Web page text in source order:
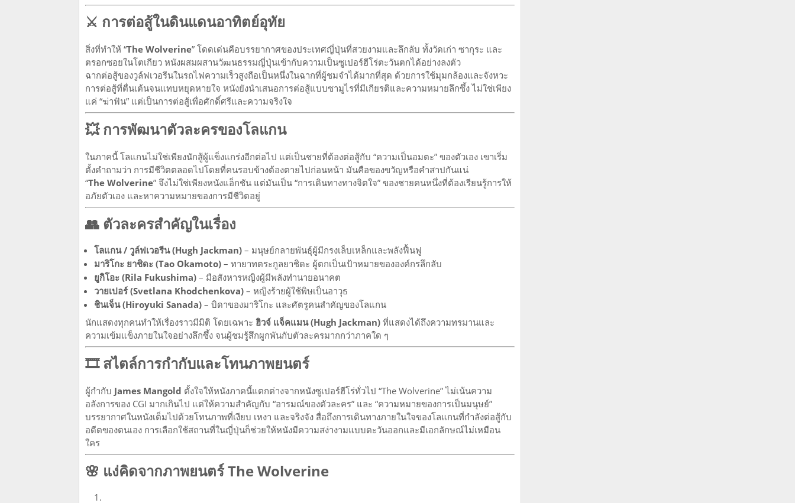
⚔️ การต่อสู้ในดินแดนอาทิตย์อุทัย
สิ่งที่ทำให้ “The Wolverine” โดดเด่นคือบรรยากาศของประเทศญี่ปุ่นที่สวยงามและลึกลับ ทั้งวัดเก่า ซากุระ และ
ตรอกซอยในโตเกียว หนังผสมผสานวัฒนธรรมญี่ปุ่นเข้ากับความเป็นซูเปอร์ฮีโร่ตะวันตกได้อย่างลงตัว
ฉากต่อสู้ของวูล์ฟเวอรีนในรถไฟความเร็วสูงถือเป็นหนึ่งในฉากที่ผู้ชมจำได้มากที่สุด ด้วยการใช้มุมกล้องและจังหวะ
การต่อสู้ที่ตื่นเต้นจนแทบหยุดหายใจ หนังยังนำเสนอการต่อสู้แบบซามูไรที่มีเกียรติและความหมายลึกซึ้ง ไม่ใช่เพียง
แค่ “ฆ่าฟัน” แต่เป็นการต่อสู้เพื่อศักดิ์ศรีและความจริงใจ
💥 การพัฒนาตัวละครของโลแกน
ในภาคนี้ โลแกนไม่ใช่เพียงนักสู้ผู้แข็งแกร่งอีกต่อไป แต่เป็นชายที่ต้องต่อสู้กับ “ความเป็นอมตะ” ของตัวเอง เขาเริ่ม
ตั้งคำถามว่า การมีชีวิตตลอดไปโดยที่คนรอบข้างต้องตายไปก่อนหน้า มันคือของขวัญหรือคำสาปกันแน่
“The Wolverine” จึงไม่ใช่เพียงหนังแอ็กชัน แต่มันเป็น “การเดินทางทางจิตใจ” ของชายคนหนึ่งที่ต้องเรียนรู้การให้
อภัยตัวเอง และหาความหมายของการมีชีวิตอยู่
👥 ตัวละครสำคัญในเรื่อง
โลแกน / วูล์ฟเวอรีน (Hugh Jackman) – มนุษย์กลายพันธุ์ผู้มีกรงเล็บเหล็กและพลังฟื้นฟู
มาริโกะ ยาชิดะ (Tao Okamoto) – ทายาทตระกูลยาชิดะ ผู้ตกเป็นเป้าหมายขององค์กรลึกลับ
ยูกิโอะ (Rila Fukushima) – มือสังหารหญิงผู้มีพลังทำนายอนาคต
วายเปอร์ (Svetlana Khodchenkova) – หญิงร้ายผู้ใช้พิษเป็นอาวุธ
ชินเจ็น (Hiroyuki Sanada) – บิดาของมาริโกะ และศัตรูคนสำคัญของโลแกน
นักแสดงทุกคนทำให้เรื่องราวมีมิติ โดยเฉพาะ ฮิวจ์ แจ็คแมน (Hugh Jackman) ที่แสดงได้ถึงความทรมานและ
ความเข้มแข็งภายในใจอย่างลึกซึ้ง จนผู้ชมรู้สึกผูกพันกับตัวละครมากกว่าภาคใด ๆ
🎞️ สไตล์การกำกับและโทนภาพยนตร์
ผู้กำกับ James Mangold ตั้งใจให้หนังภาคนี้แตกต่างจากหนังซูเปอร์ฮีโร่ทั่วไป “The Wolverine” ไม่เน้นความ
อลังการของ CGI มากเกินไป แต่ให้ความสำคัญกับ “อารมณ์ของตัวละคร” และ “ความหมายของการเป็นมนุษย์”
บรรยากาศในหนังเต็มไปด้วยโทนภาพที่เงียบ เหงา และจริงจัง สื่อถึงการเดินทางภายในใจของโลแกนที่กำลังต่อสู้กับ
อดีตของตนเอง การเลือกใช้สถานที่ในญี่ปุ่นก็ช่วยให้หนังมีความสง่างามแบบตะวันออกและมีเอกลักษณ์ไม่เหมือน
ใคร
🌸 แง่คิดจากภาพยนตร์ The Wolverine